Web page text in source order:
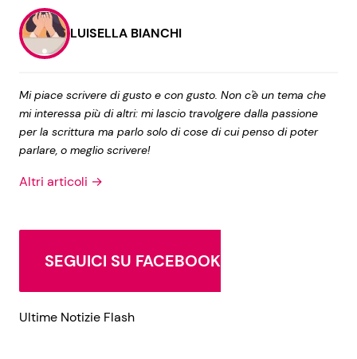
LUISELLA BIANCHI
Mi piace scrivere di gusto e con gusto. Non c'è un tema che
mi interessa più di altri: mi lascio travolgere dalla passione
per la scrittura ma parlo solo di cose di cui penso di poter
parlare, o meglio scrivere!
Altri articoli →
SEGUICI SU FACEBOOK
Ultime Notizie Flash